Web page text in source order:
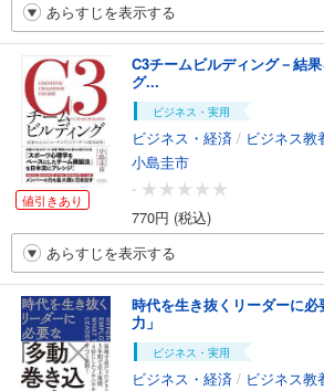
あらすじを表示する
値引きあり
C3チームビルディング－結
グ...
ビジネス・実用
ビジネス・経済 / ビジネス教
小島圭市
-
770円 (税込)
あらすじを表示する
時代を生き抜くリーダーに
力」
ビジネス・実用
ビジネス・経済 / ビジネス教